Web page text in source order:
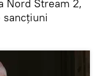
Nord Stream 2,